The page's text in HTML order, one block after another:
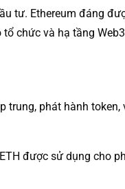
tư. Ethereum đáng
chức và hạ tầng
phát hành token,
được sử dụng cho